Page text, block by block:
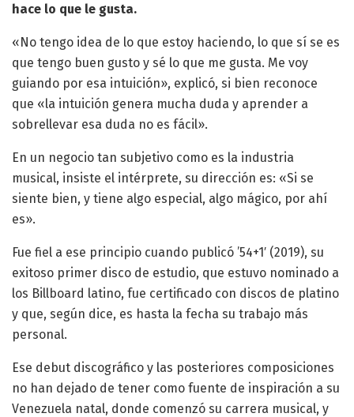
hace lo que le gusta.
«No tengo idea de lo que estoy haciendo, lo que sí se es
que tengo buen gusto y sé lo que me gusta. Me voy
guiando por esa intuición», explicó, si bien reconoce
que «la intuición genera mucha duda y aprender a
sobrellevar esa duda no es fácil».
En un negocio tan subjetivo como es la industria
musical, insiste el intérprete, su dirección es: «Si se
siente bien, y tiene algo especial, algo mágico, por ahí
es».
Fue fiel a ese principio cuando publicó ’54+1′ (2019), su
exitoso primer disco de estudio, que estuvo nominado a
los Billboard latino, fue certificado con discos de platino
y que, según dice, es hasta la fecha su trabajo más
personal.
Ese debut discográfico y las posteriores composiciones
no han dejado de tener como fuente de inspiración a su
Venezuela natal, donde comenzó su carrera musical, y